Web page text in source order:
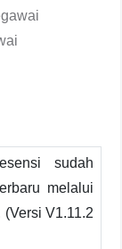
sudah
melalui
V1.11.2